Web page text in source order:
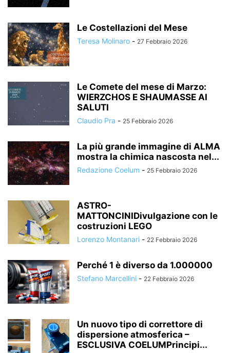
Le Costellazioni del Mese
Teresa Molinaro - 27 Febbraio 2026
Le Comete del mese di Marzo:
WIERZCHOS E SHAUMASSE AI
SALUTI
Claudio Pra - 25 Febbraio 2026
La più grande immagine di ALMA
mostra la chimica nascosta nel...
Redazione Coelum - 25 Febbraio 2026
ASTRO-
MATTONCINIDivulgazione con le
costruzioni LEGO
Lorenzo Montanari - 22 Febbraio 2026
Perché 1 è diverso da 1.000000
Stefano Marcellini - 22 Febbraio 2026
Un nuovo tipo di correttore di
dispersione atmosferica –
ESCLUSIVA COELUMPrincipi...